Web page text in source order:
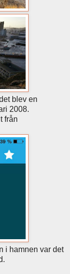
blev en
2008.
från
i hamnen var det